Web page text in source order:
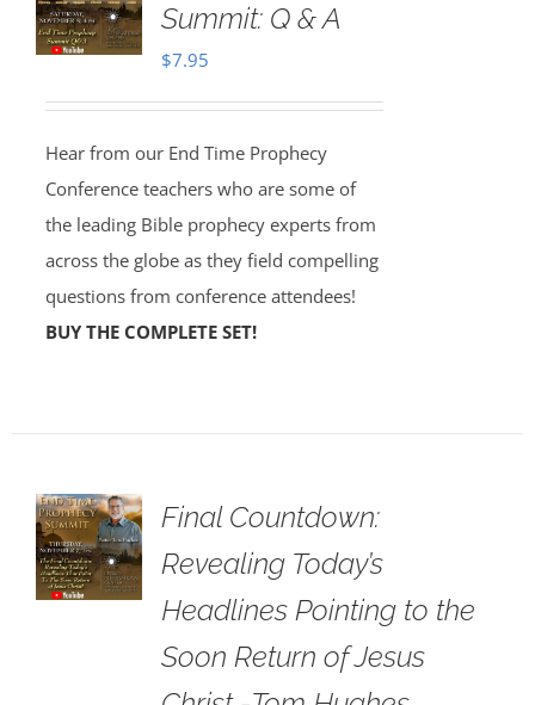
Summit: Q & A
$7.95
Hear from our End Time Prophecy
Conference teachers who are some of
the leading Bible prophecy experts from
across the globe as they field compelling
questions from conference attendees!
BUY THE COMPLETE SET!
Final Countdown:
Revealing Today’s
Headlines Pointing to the
Soon Return of Jesus